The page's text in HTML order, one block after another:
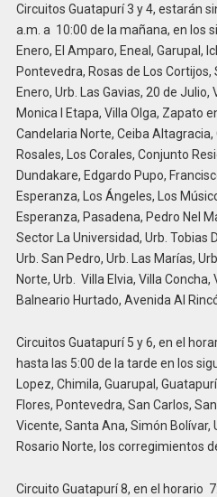
Circuitos Guatapurí 3 y 4, estarán
a.m. a 10:00 de la mañana, en los
Enero, El Amparo, Eneal, Garupal,
Pontevedra, Rosas de Los Cortijos,
Enero, Urb. Las Gavias, 20 de Julio,
Monica I Etapa, Villa Olga, Zapato
Candelaria Norte, Ceiba
Rosales, Los Corales, Conjunto
Dundakare, Edgardo Pupo,
Esperanza, Los Ángeles, Los
Esperanza, Pasadena, Pedro Nel
Sector La Universidad, Urb. Tobias
Urb. San Pedro, Urb. Las Marías,
Norte, Urb. Villa Elvia, Villa
Balneario Hurtado, Avenida Al
Circuitos Guatapurí 5 y 6, en el
hasta las 5:00 de la tarde en los
Lopez, Chimila, Guarupal,
Flores, Pontevedra, San Carlos,
Vicente, Santa Ana, Simón Bolívar,
Rosario Norte, los corregimientos
Circuito Guatapurí 8, en el horario